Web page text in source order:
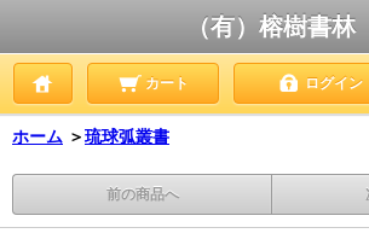
（有）榕樹書林
カート ログイン
ホーム ＞琉球弧叢書
前の商品へ